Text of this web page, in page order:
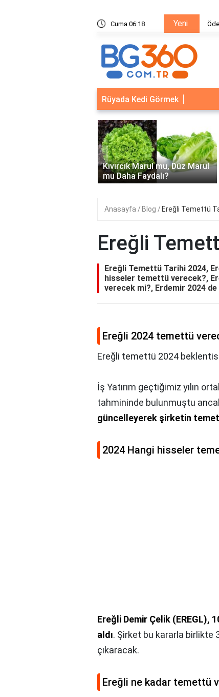
Cuma 06:18 Yeni
Sistemleri: Akıllı Kilit ve Çelik Gövde Çözümleri
Rüyada Kedi Görmek
Kıvırcık Marul mu, Düz Marul
mu Daha Faydalı?
‹
Anasayfa Blog Ereğli Temettü
Ereğli
Ereğli Temettü Tarihi 2024,
hisseler temettü verecek?,
verecek mi?, Erdemir 2024
Ereğli 2024 temettü
Ereğli temettü 2024
İş Yatırım geçtiğimiz yılın
tahmininde bulunmuştu
güncelleyerek şirketin
2024 Hangi hisseler
Ereğli Demir Çelik (EREGL),
aldı. Şirket bu kararla birlikte
çıkaracak.
Ereğli ne kadar temettü